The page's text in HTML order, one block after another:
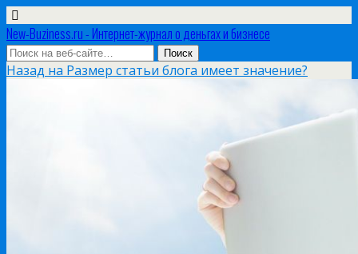
New-Buziness.ru - Интернет-журнал о деньгах и бизнесе
Назад на Размер статьи блога имеет значение?